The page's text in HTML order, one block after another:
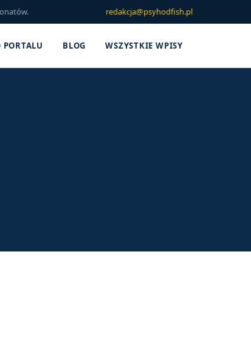
redakcja@psyhodfish.pl
PORTALU BLOG WSZYSTKIE WPISY